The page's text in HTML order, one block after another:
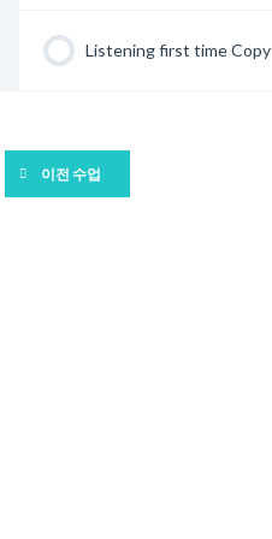
Listening first time Copy
이전 수업